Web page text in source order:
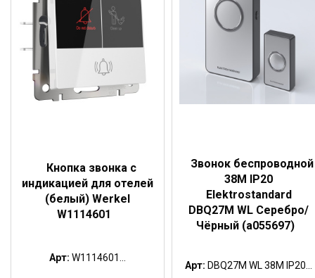
Кнопка звонка с
индикацией для отелей
(белый) Werkel
W1114601
Арт: W1114601...
Звонок беспроводной
38M IP20
Elektrostandard
DBQ27M WL Серебро/
Чёрный (a055697)
Арт: DBQ27M WL 38M IP20...